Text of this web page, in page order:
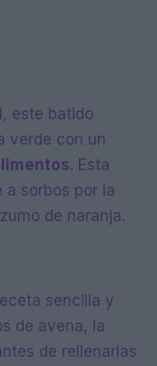
este batido
verde con un
. Esta
a sorbos por la
de naranja.
sencilla y
de avena, la
de rellenarlas